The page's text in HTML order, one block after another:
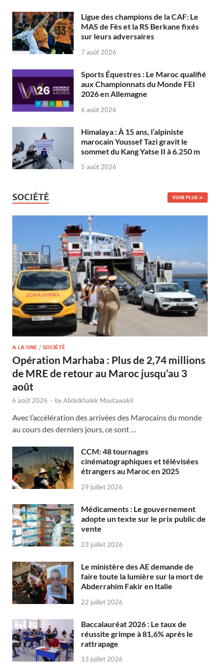
Ligue des champions de la CAF: Le
MAS de Fès et la RS Berkane fixés
sur leurs adversaires
7 août 2026
Sports Équestres : Le Maroc qualifié
aux Championnats du Monde FEI
2026 en Allemagne
6 août 2026
Himalaya : À 15 ans, l’alpiniste
marocain Youssef Tazi gravit le
sommet du Kang Yatse II à 6.250 m
5 août 2026
SOCIÉTÉ VOIR PLUS
A LA UNE / SOCIÉTÉ
Opération Marhaba : Plus de 2,74 millions
de MRE de retour au Maroc jusqu’au 3
août
6 août 2026 - byAbdelkhalek Moutawakil
Avec l’accélération des arrivées des Marocains du monde
au cours des derniers jours, ce sont …
CCM: 48 tournages
cinématographiques et télévisées
étrangers au Maroc en 2025
29 juillet 2026
Médicaments : Le gouvernement
adopte un texte sur le prix public de
vente
23 juillet 2026
Le ministère des AE demande de
faire toute la lumière sur la mort de
Abderrahim Fakir en Italie
22 juillet 2026
Baccalauréat 2026 : Le taux de
réussite grimpe à 81,6% après le
rattrapage
13 juillet 2026